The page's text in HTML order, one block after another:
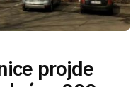
projde